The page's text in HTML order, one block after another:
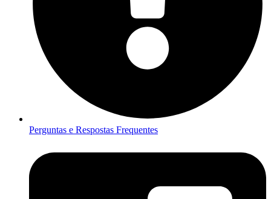
Perguntas e Respostas Frequentes